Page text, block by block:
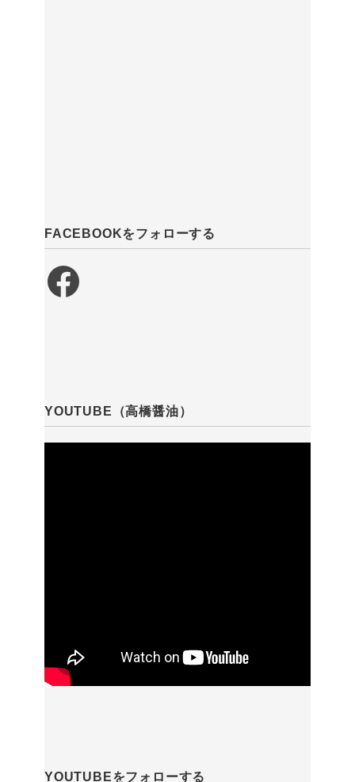
FACEBOOKをフォローする
Facebook
YOUTUBE（高橋醤油）
YOUTUBEをフォローする